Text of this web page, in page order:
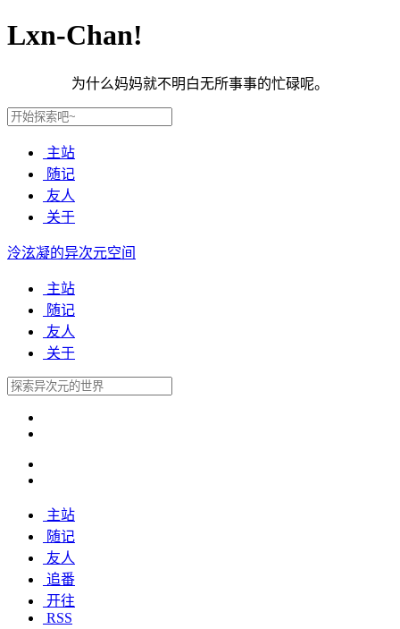
Lxn-Chan!
为什么妈妈就不明白无所事事的忙碌呢。
主站
随记
友人
关于
泠泫凝的异次元空间
主站
随记
友人
关于
主站
随记
友人
追番
开往
RSS